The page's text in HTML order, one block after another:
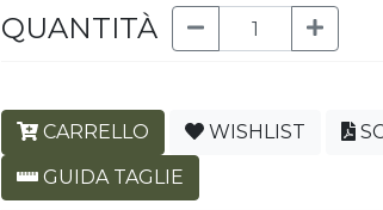
QUANTITÀ
CARRELLO WISHLIST
GUIDA TAGLIE